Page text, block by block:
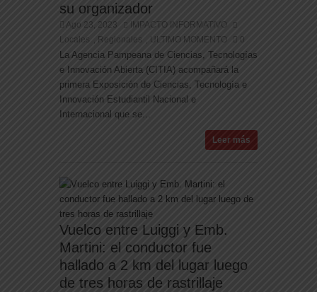
su organizador
Ago 23, 2023
IMPACTO INFORMATIVO
Locales
Regionales ULTIMO MOMENTO 0
La Agencia Pampeana de Ciencias, Tecnologías
e Innovación Abierta (CITIA) acompañará la
primera Exposición de Ciencias, Tecnología e
Innovación Estudiantil Nacional e
Internacional que se...
Leer más
Vuelco entre Luiggi y Emb.
Martini: el conductor fue
hallado a 2 km del lugar luego
de tres horas de rastrillaje